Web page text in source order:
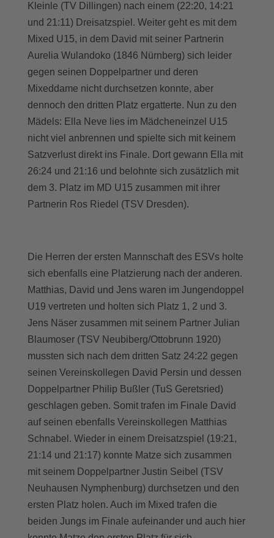
Kleinle (TV Dillingen) nach einem (22:20, 14:21
und 21:11) Dreisatzspiel. Weiter geht es mit dem
Mixed U15, in dem David mit seiner Partnerin
Aurelia Wulandoko (1846 Nürnberg) sich leider
gegen seinen Doppelpartner und deren
Mixeddame nicht durchsetzen konnte, aber
dennoch den dritten Platz ergatterte. Nun zu den
Mädels: Ella Neve lies im Mädcheneinzel U15
nicht viel anbrennen und spielte sich mit keinem
Satzverlust direkt ins Finale. Dort gewann Ella mit
26:24 und 21:16 und belohnte sich zusätzlich mit
dem 3. Platz im MD U15 zusammen mit ihrer
Partnerin Ros Riedel (TSV Dresden).
Die Herren der ersten Mannschaft des ESVs holte
sich ebenfalls eine Platzierung nach der anderen.
Matthias, David und Jens waren im Jungendoppel
U19 vertreten und holten sich Platz 1, 2 und 3.
Jens Näser zusammen mit seinem Partner Julian
Blaumoser (TSV Neubiberg/Ottobrunn 1920)
mussten sich nach dem dritten Satz 24:22 gegen
seinen Vereinskollegen David Persin und dessen
Doppelpartner Philip Bußler (TuS Geretsried)
geschlagen geben. Somit trafen im Finale David
auf seinen ebenfalls Vereinskollegen Matthias
Schnabel. Wieder in einem Dreisatzspiel (19:21,
21:14 und 21:17) konnte Matze sich zusammen
mit seinem Doppelpartner Justin Seibel (TSV
Neuhausen Nymphenburg) durchsetzen und den
ersten Platz holen. Auch im Mixed trafen die
beiden Jungs im Finale aufeinander und auch hier